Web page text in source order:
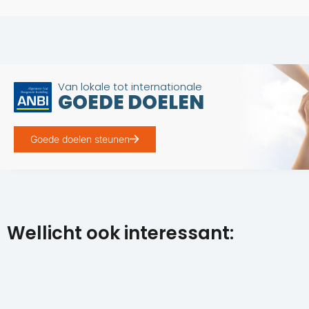
Van lokale tot internationale
GOEDE DOELEN
Goede doelen steunen
Wellicht ook interessant: